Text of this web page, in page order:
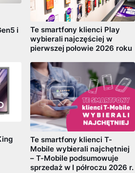
i
Te smartfony klienci Play
wybierali najczęściej w
pierwszej połowie 2026 roku
Te smartfony klienci T-
Mobile wybierali najchętniej
– T-Mobile podsumowuje
sprzedaż w I półroczu 2026 r.